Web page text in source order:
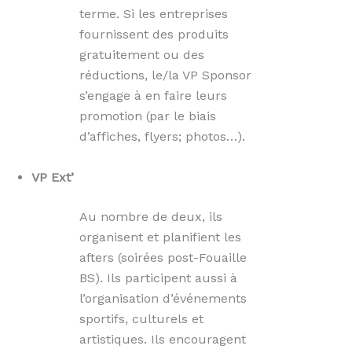
terme. Si les entreprises
fournissent des produits
gratuitement ou des
réductions, le/la VP Sponsor
s’engage à en faire leurs
promotion (par le biais
d’affiches, flyers; photos…).
VP Ext’
Au nombre de deux, ils
organisent et planifient les
afters (soirées post-Fouaille
BS). Ils participent aussi à
l’organisation d’événements
sportifs, culturels et
artistiques. Ils encouragent